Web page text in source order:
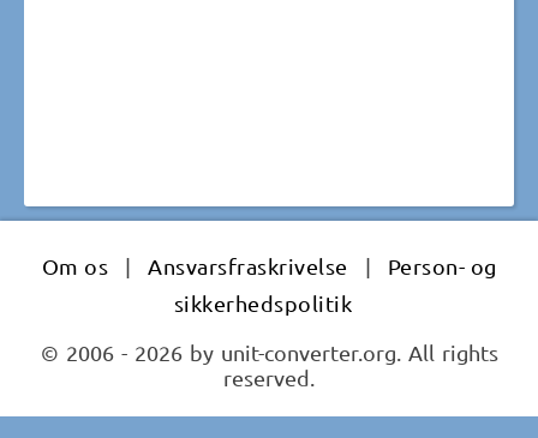
Om os | Ansvarsfraskrivelse |
Person- og
sikkerhedspolitik
© 2006 - 2026 by unit-converter.org. All rights
reserved.